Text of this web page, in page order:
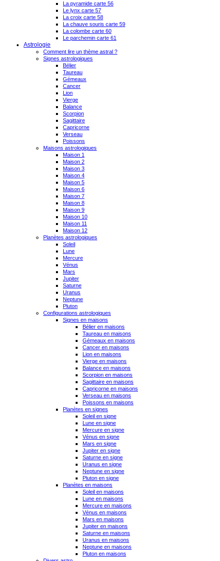
La pyramide carte 56
Le lynx carte 57
La croix carte 58
La chauve souris carte 59
La colombe carte 60
Le parchemin carte 61
Astrologie
Comment lire un thème astral ?
Signes astrologiques
Bélier
Taureau
Gémeaux
Cancer
Lion
Vierge
Balance
Scorpion
Sagittaire
Capricorne
Verseau
Poissons
Maisons astrologiques
Maison 1
Maison 2
Maison 3
Maison 4
Maison 5
Maison 6
Maison 7
Maison 8
Maison 9
Maison 10
Maison 11
Maison 12
Planètes astrologiques
Soleil
Lune
Mercure
Vénus
Mars
Jupiter
Saturne
Uranus
Neptune
Pluton
Configurations astrologiques
Signes en maisons
Bélier en maisons
Taureau en maisons
Gémeaux en maisons
Cancer en maisons
Lion en maisons
Vierge en maisons
Balance en maisons
Scorpion en maisons
Sagittaire en maisons
Capricorne en maisons
Verseau en maisons
Poissons en maisons
Planètes en signes
Soleil en signe
Lune en signe
Mercure en signe
Vénus en signe
Mars en signe
Jupiter en signe
Saturne en signe
Uranus en signe
Neptune en signe
Pluton en signe
Planètes en maisons
Soleil en maisons
Lune en maisons
Mercure en maisons
Vénus en maisons
Mars en maisons
Jupiter en maisons
Saturne en maisons
Uranus en maisons
Neptune en maisons
Pluton en maisons